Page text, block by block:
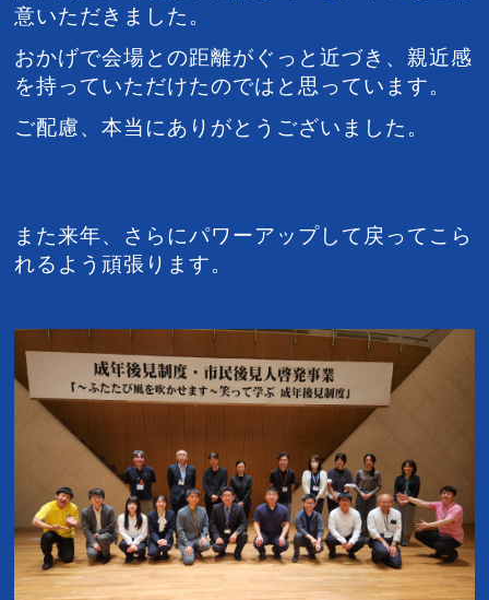
意いただきました。
おかげで会場との距離がぐっと近づき、親近感
を持っていただけたのではと思っています。
ご配慮、本当にありがとうございました。
また来年、さらにパワーアップして戻ってこら
れるよう頑張ります。